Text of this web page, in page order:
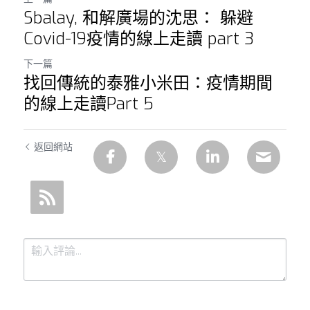
Sbalay, 和解廣場的沈思： 躲避
Covid-19疫情的線上走讀 part 3
下一篇
找回傳統的泰雅小米田：疫情期間
的線上走讀Part 5
返回網站